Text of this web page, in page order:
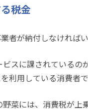
税金
者が納付しなければ
スに課されている
利用している消費者で
菜には、消費税が上